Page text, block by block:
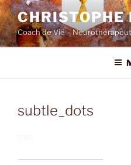
Skip
to
content
CHRISTOPHE
Coach de Vie –
subtle_dots